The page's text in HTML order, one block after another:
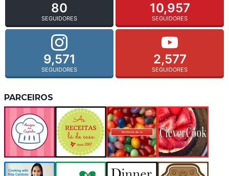
80
SEGUIDORES
10,957
SEGUIDORES
9,571
SEGUIDORES
2,577
SEGUIDORES
PARCEIROS